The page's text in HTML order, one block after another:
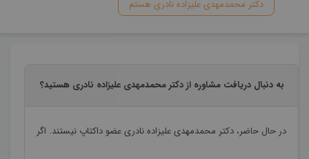
دکتر محمدمهدی علیزاده نادری هستم
به دنبال دریافت مشاوره از دکتر محمدمهدی علیزاده نادری هستید؟
در حال حاضر، دکتر محمدمهدی علیزاده نادریعضو داکتاپ نیستند. اگر